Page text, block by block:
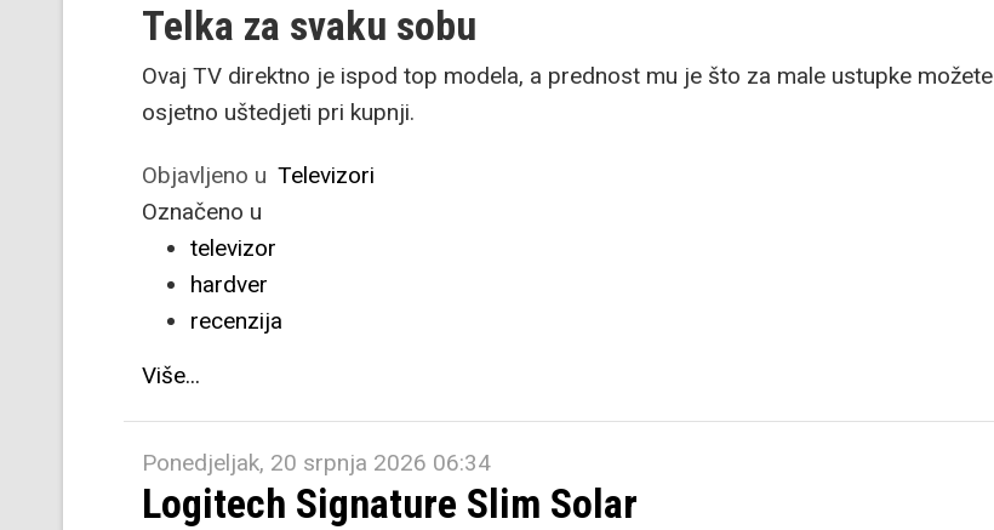
Telka za svaku sobu
Ovaj TV direktno je ispod top modela, a prednost mu je što za male ustupke možete
osjetno uštedjeti pri kupnji.
Objavljeno u Televizori
Označeno u
televizor
hardver
recenzija
Više...
Ponedjeljak, 20 srpnja 2026 06:34
Logitech Signature Slim Solar